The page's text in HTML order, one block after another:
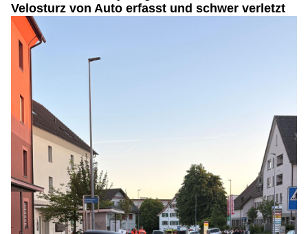
Velosturz von Auto erfasst und schwer verletzt